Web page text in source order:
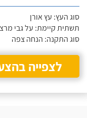
סוג העץ: עץ אורן
תשתית קיימת: על גבי
סוג התקנה: הנחה צפה
לצפייה